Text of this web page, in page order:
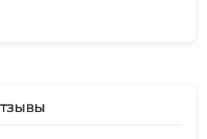
сушилка для белья
духовка, мультиварка
принадлежности